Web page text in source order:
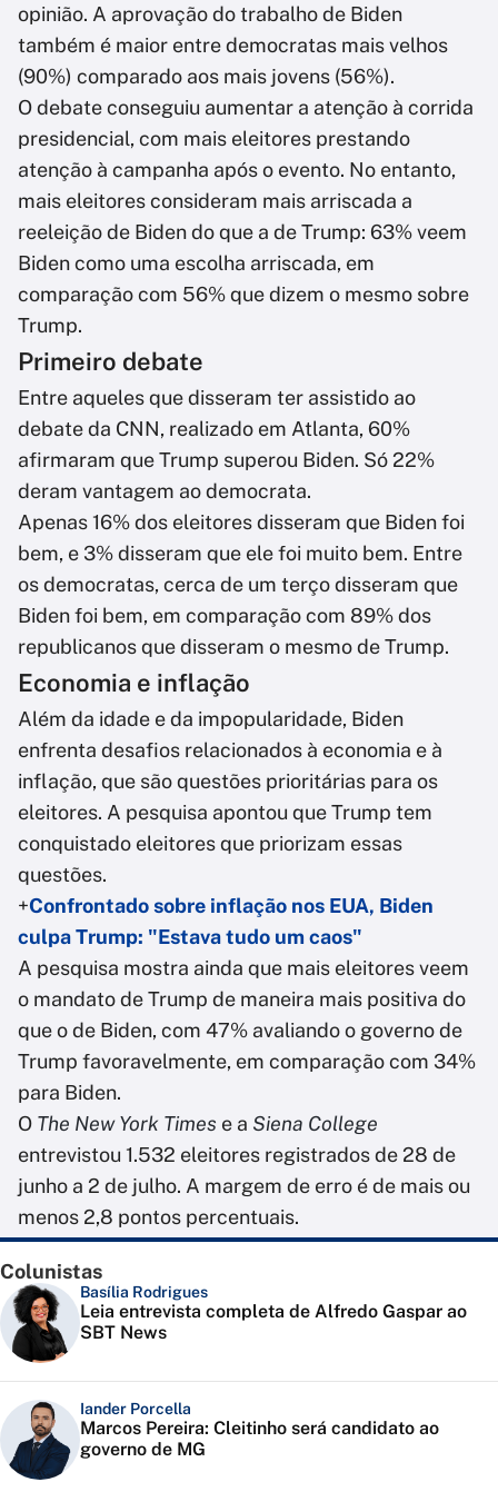
opinião. A aprovação do trabalho de Biden
também é maior entre democratas mais velhos
(90%) comparado aos mais jovens (56%).
O debate conseguiu aumentar a atenção à corrida
presidencial, com mais eleitores prestando
atenção à campanha após o evento. No entanto,
mais eleitores consideram mais arriscada a
reeleição de Biden do que a de Trump: 63% veem
Biden como uma escolha arriscada, em
comparação com 56% que dizem o mesmo sobre
Trump.
Primeiro debate
Entre aqueles que disseram ter assistido ao
debate da CNN, realizado em Atlanta, 60%
afirmaram que Trump superou Biden. Só 22%
deram vantagem ao democrata.
Apenas 16% dos eleitores disseram que Biden foi
bem, e 3% disseram que ele foi muito bem. Entre
os democratas, cerca de um terço disseram que
Biden foi bem, em comparação com 89% dos
republicanos que disseram o mesmo de Trump.
Economia e inflação
Além da idade e da impopularidade, Biden
enfrenta desafios relacionados à economia e à
inflação, que são questões prioritárias para os
eleitores. A pesquisa apontou que Trump tem
conquistado eleitores que priorizam essas
questões.
+Confrontado sobre inflação nos EUA, Biden
culpa Trump: "Estava tudo um caos"
A pesquisa mostra ainda que mais eleitores veem
o mandato de Trump de maneira mais positiva do
que o de Biden, com 47% avaliando o governo de
Trump favoravelmente, em comparação com 34%
para Biden.
O The New York Times e a Siena College
entrevistou 1.532 eleitores registrados de 28 de
junho a 2 de julho. A margem de erro é de mais ou
menos 2,8 pontos percentuais.
Colunistas
Basília Rodrigues
Leia entrevista completa de Alfredo Gaspar ao
SBT News
Iander Porcella
Marcos Pereira: Cleitinho será candidato ao
governo de MG